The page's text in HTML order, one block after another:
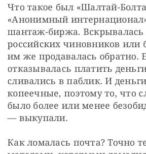
Что такое был «Шалтай-
«Анонимный
шантаж-биржа. Вскрывалась
российских чиновников или
им же продавалась обратно.
отказывалась платить
сливались в паблик. И
копеечные, поэтому то, что
было более или менее
— выкупали.
Как ломалась почта? Точно